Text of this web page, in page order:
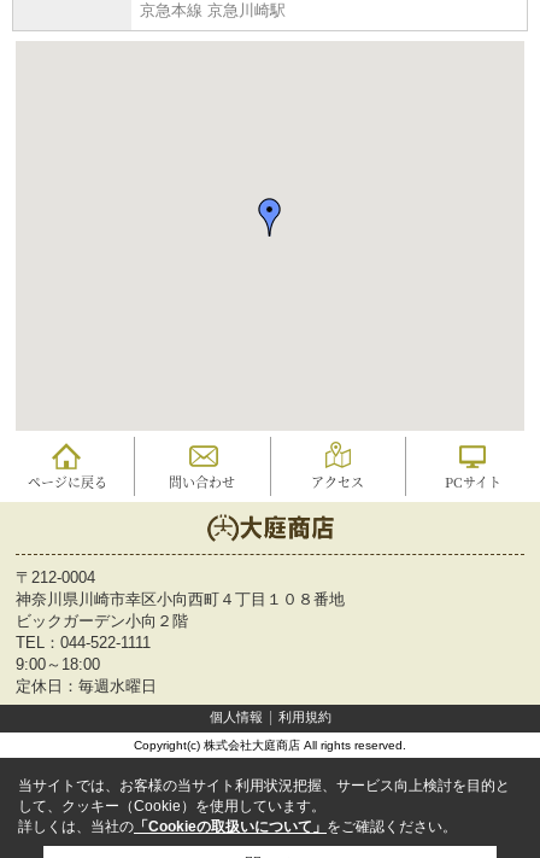
京急本線 京急川崎駅
ページに戻る 問い合わせ アクセス PCサイト
〒212-0004
神奈川県川崎市幸区小向西町４丁目１０８番地
ビックガーデン小向２階
TEL： 044-522-1111
9:00～18:00
定休日：毎週水曜日
個人情報 利用規約
Copyright(c) 株式会社大庭商店 All rights reserved.
当サイトでは、お客様の当サイト利用状況把握、サービス向上検討を目的と
して、クッキー（Cookie）を使用しています。
詳しくは、当社の 「Cookieの取扱いについて」 をご確認ください。